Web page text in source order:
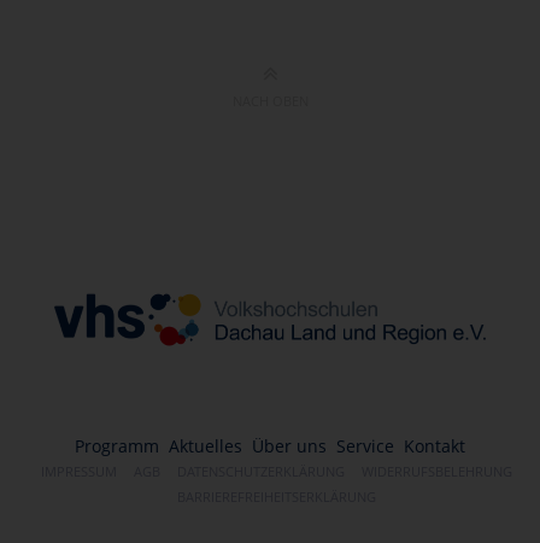
Programm Aktuelles Über uns Service Kontakt